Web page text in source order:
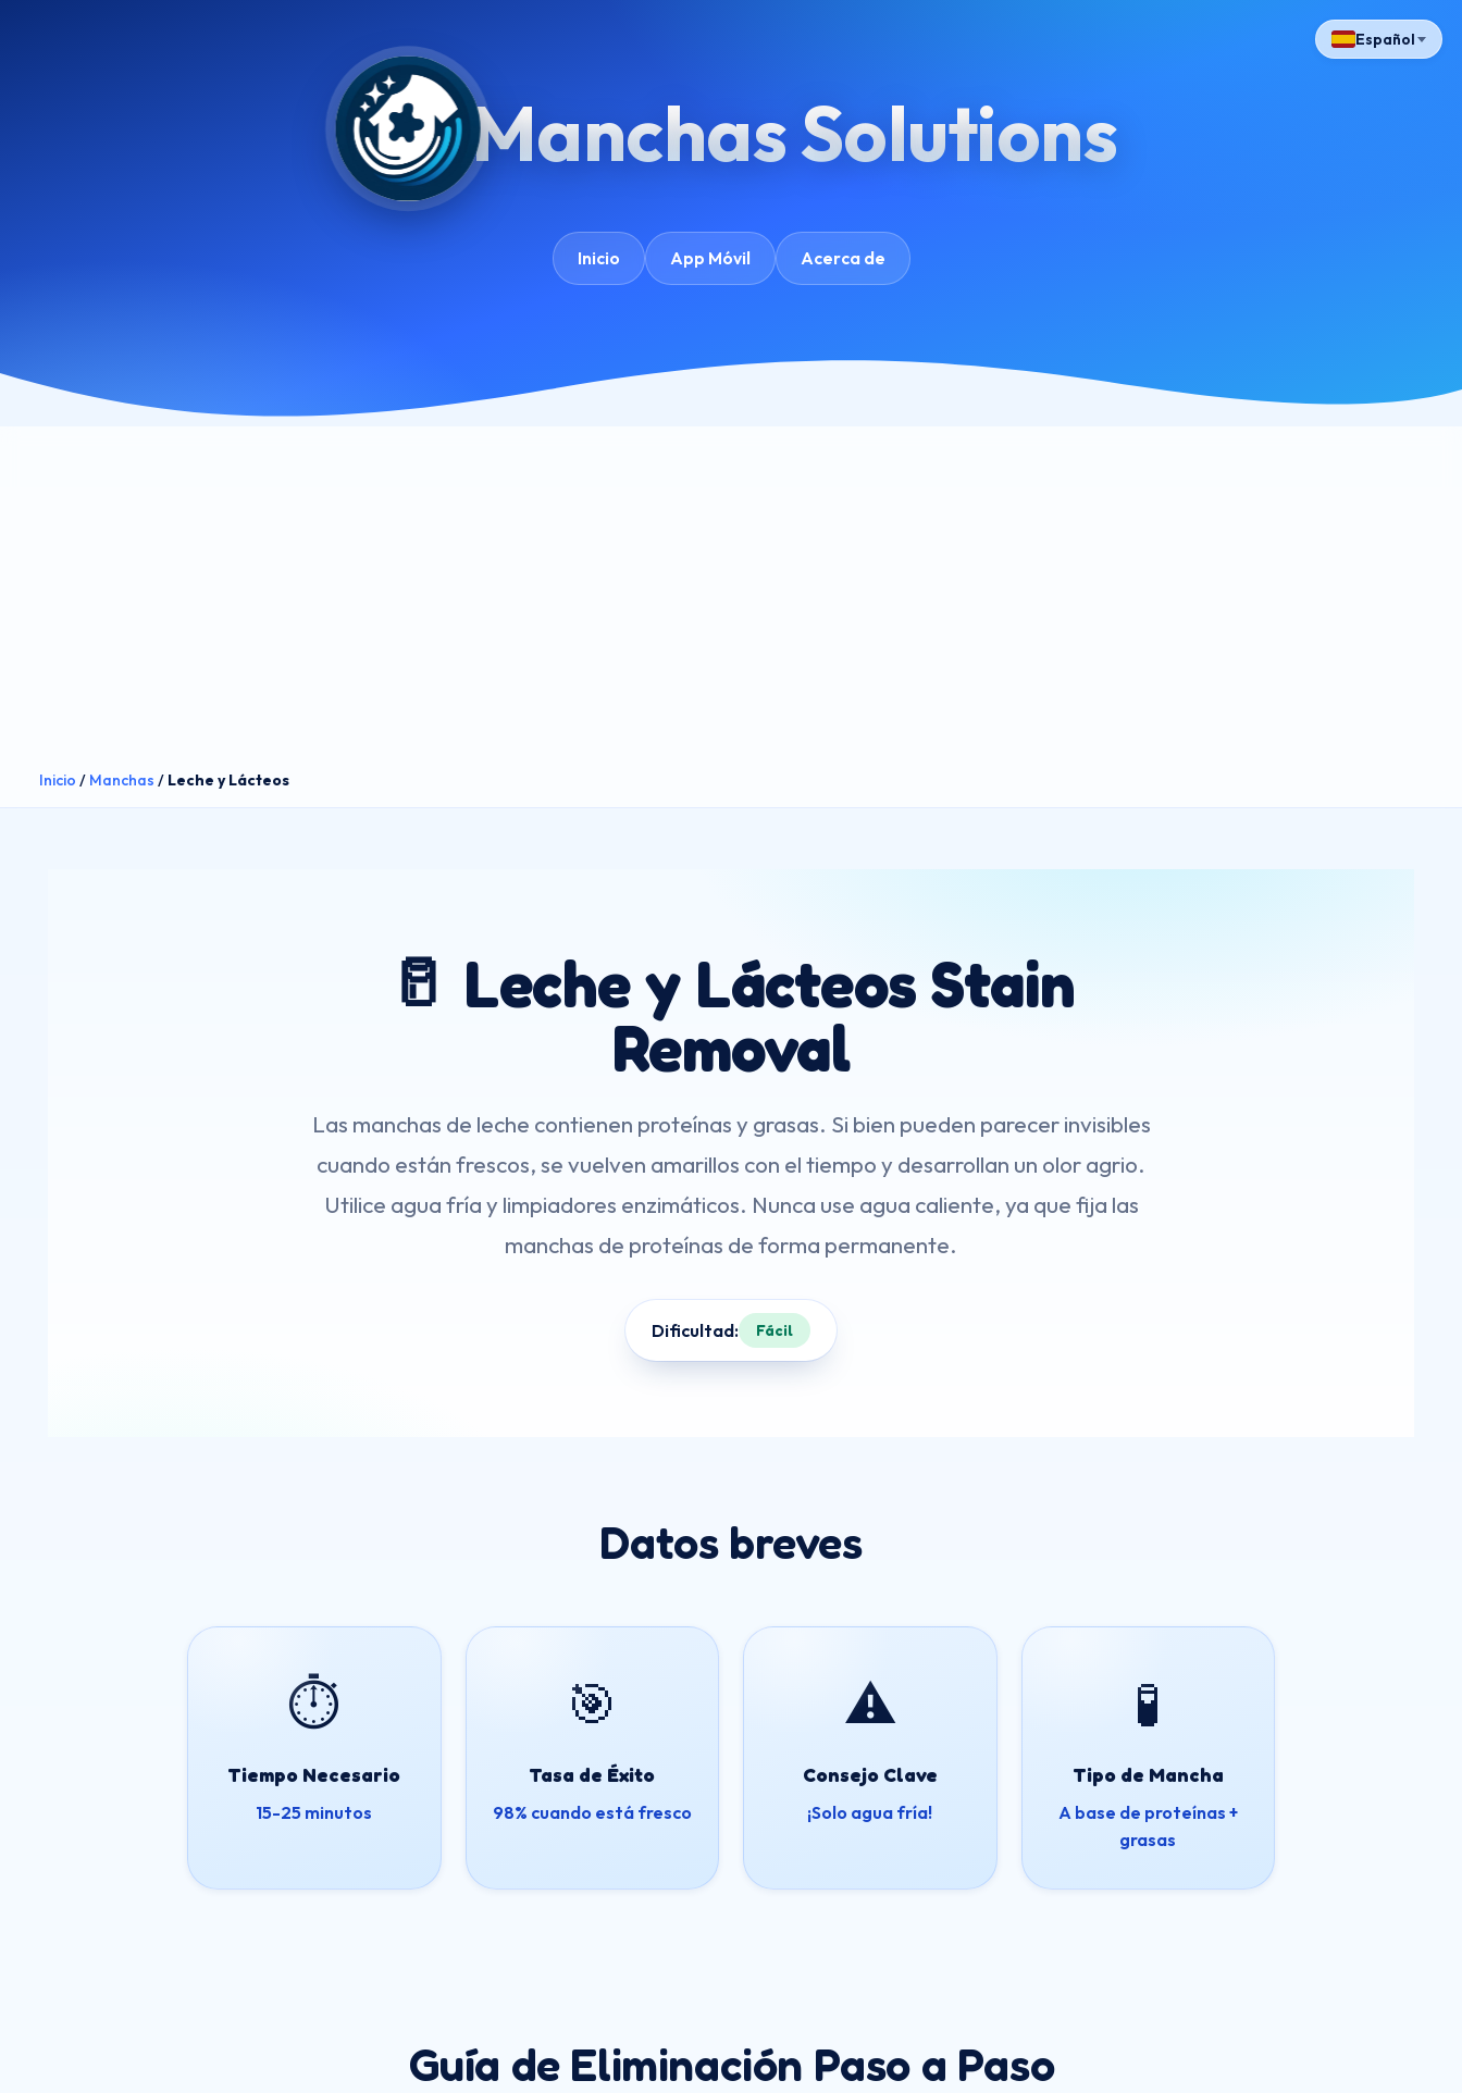
Español
Manchas Solutions
Inicio App Móvil Acerca de
Inicio / Manchas / Leche y Lácteos
🥛 Leche y Lácteos Stain
Removal
Las manchas de leche contienen proteínas y grasas. Si bien pueden parecer invisibles
cuando están frescos, se vuelven amarillos con el tiempo y desarrollan un olor agrio.
Utilice agua fría y limpiadores enzimáticos. Nunca use agua caliente, ya que fija las
manchas de proteínas de forma permanente.
Dificultad: Fácil
Datos breves
⏱️
Tiempo Necesario
15-25 minutos
🎯
Tasa de Éxito
98% cuando está fresco
⚠️
Consejo Clave
¡Solo agua fría!
🧪
Tipo de Mancha
A base de proteínas +
grasas
Guía de Eliminación Paso a Paso